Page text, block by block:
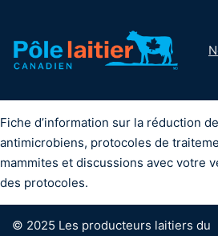
Fiche d’information sur la réduction
antimicrobiens, protocoles de
mammites et discussions avec votre
des protocoles.
© 2025 Les producteurs laitiers du